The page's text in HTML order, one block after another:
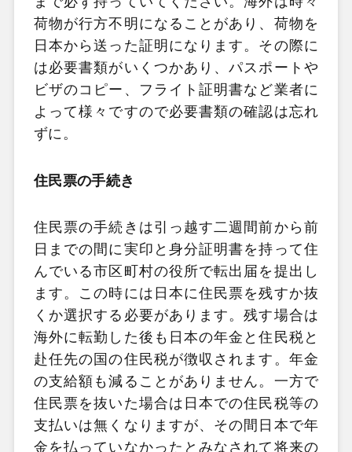
荷物が行方不明になることがあり、荷物を
日本から送った証明になります。その際に
は必要書類がいくつかあり、パスポートや
ビザのコピー、フライト証明書など業者に
よって様々ですので必要書類の確認は忘れ
ずに。
住民票の手続き
住民票の手続きは引っ越す二週間前から前
日までの間に実印と身分証明書を持って住
んでいる市区町村の役所で転出届を提出し
ます。この時には日本に住民票を残すか抜
くか選択する必要があります。残す場合は
海外に転勤した後も日本の年金と住民税と
赴任先の国の住民税が徴収されます。年金
の支給額も減ることがありません。一方で
住民票を抜いた場合は日本での住民税等の
支払いは無くなりますが、その間日本で年
金を払っていなかったとみなされて将来の